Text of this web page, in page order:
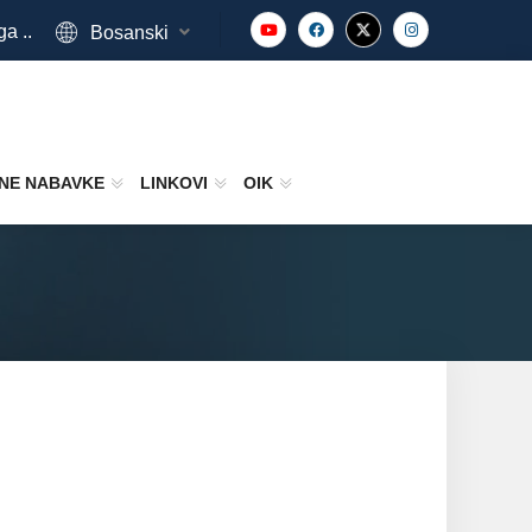
.. Bosanski
NABAVKE LINKOVI OIK